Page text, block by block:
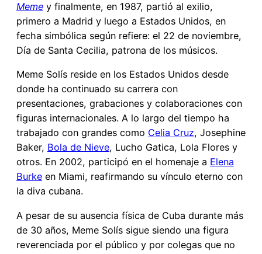
Meme y finalmente, en 1987, partió al exilio,
primero a Madrid y luego a Estados Unidos, en
fecha simbólica según refiere: el 22 de noviembre,
Día de Santa Cecilia, patrona de los músicos.
Meme Solís reside en los Estados Unidos desde
donde ha continuado su carrera con
presentaciones, grabaciones y colaboraciones con
figuras internacionales. A lo largo del tiempo ha
trabajado con grandes como Celia Cruz, Josephine
Baker, Bola de Nieve, Lucho Gatica, Lola Flores y
otros. En 2002, participó en el homenaje a Elena
Burke en Miami, reafirmando su vínculo eterno con
la diva cubana.
A pesar de su ausencia física de Cuba durante más
de 30 años, Meme Solís sigue siendo una figura
reverenciada por el público y por colegas que no